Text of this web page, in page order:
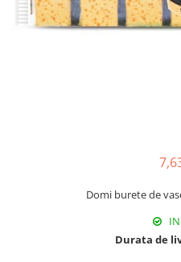
Hârtie
Lavete și bureți
Detergenți și balsam de rufe
Servețele umede
Plicuri
Domi burete de
Durata de